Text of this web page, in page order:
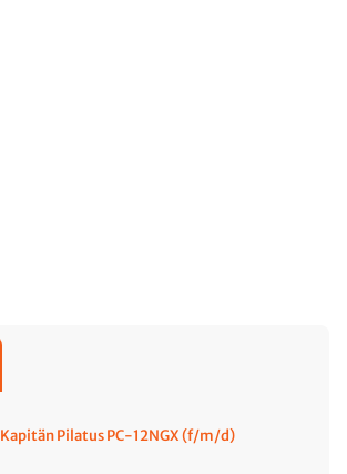
Kapitän Pilatus PC-12NGX (f/m/d)